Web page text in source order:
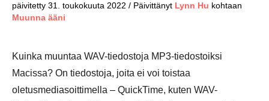
päivitetty 31. toukokuuta 2022 / Päivittänyt Lynn Hu kohtaan
Muunna ääni
Kuinka muuntaa WAV-tiedostoja MP3-tiedostoiksi
Macissa? On tiedostoja, joita ei voi toistaa
oletusmediasoittimella – QuickTime, kuten WAV-